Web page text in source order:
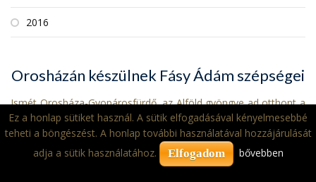
2016
Orosházán készülnek Fásy Ádám szépségei
Ismét Orosháza-Gyopárosfürdő, az Alföld gyöngye ad otthont a
Fásy Ádám nevével fémjelzett, az elmúlt esztendőben is
nemzetközi sikert hozó szépségverseny felkészítő táborának.
Ez a honlap sütiket használ. A sütik elfogadásával kényelmesebbé
teheti a böngészést. A honlap további használatával hozzájárulását
adja a sütik használatához.
Elfogadom bővebben